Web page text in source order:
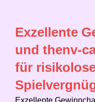
Exzellente
und thenv-
für
Exzellente